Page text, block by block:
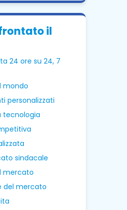
il
24 ore su 24, 7
mondo
personalizzati
tecnologia
sindacale
mercato
del mercato